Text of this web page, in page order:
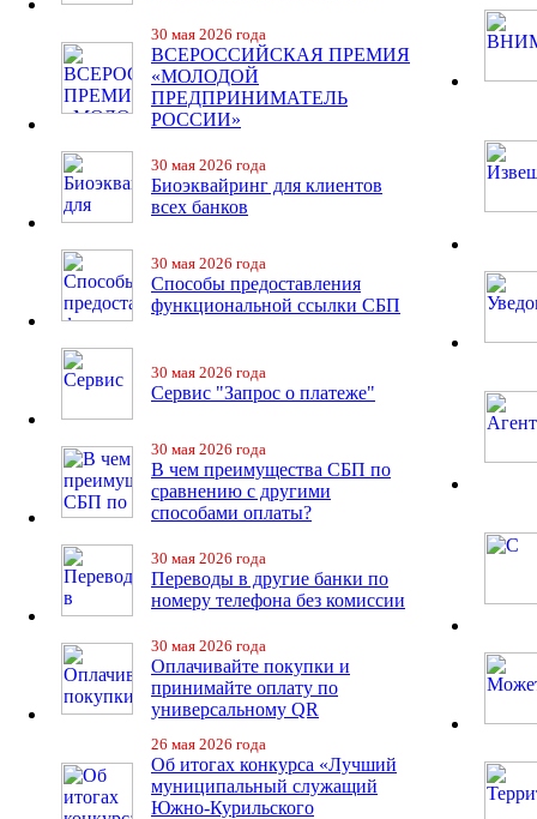
30 мая 2026 года
ВСЕРОССИЙСКАЯ ПРЕМИЯ
«МОЛОДОЙ
ПРЕДПРИНИМАТЕЛЬ
РОССИИ»
30 мая 2026 года
Биоэквайринг для клиентов
всех банков
30 мая 2026 года
Способы предоставления
функциональной ссылки СБП
30 мая 2026 года
Сервис "Запрос о платеже"
30 мая 2026 года
В чем преимущества СБП по
сравнению с другими
способами оплаты?
30 мая 2026 года
Переводы в другие банки по
номеру телефона без комиссии
30 мая 2026 года
Оплачивайте покупки и
принимайте оплату по
универсальному QR
26 мая 2026 года
Об итогах конкурса «Лучший
муниципальный служащий
Южно-Курильского